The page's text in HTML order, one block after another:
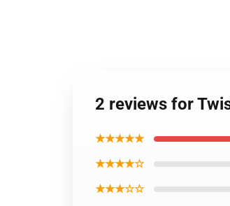
2 reviews for
★★★★★
★★★★☆
★★★☆☆